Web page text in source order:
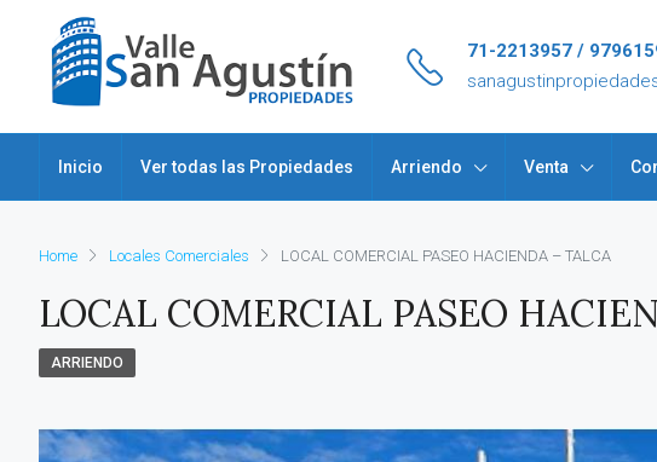
71-2213957 /
Inicio Ver todas las Propiedades Arriendo Venta
Home Locales Comerciales LOCAL COMERCIAL PASEO HACIENDA – TALCA
LOCAL COMERCIAL PASEO
ARRIENDO